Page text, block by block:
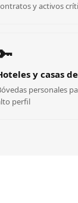
y activos
y casas
personales
perfil